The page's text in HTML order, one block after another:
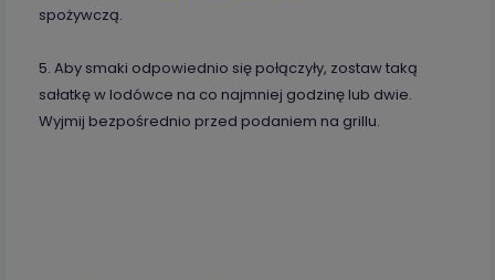
spożywczą.
5. Aby smaki odpowiednio się połączyły, zostaw taką
sałatkę w lodówce na co najmniej godzinę lub dwie.
Wyjmij bezpośrednio przed podaniem na grillu.